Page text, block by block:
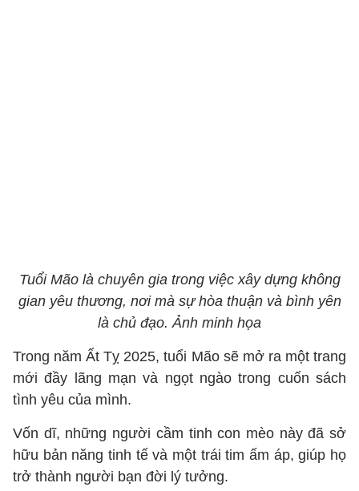
Tuổi Mão là chuyên gia trong việc xây dựng không
gian yêu thương, nơi mà sự hòa thuận và bình yên
là chủ đạo. Ảnh minh họa
Trong năm Ất Tỵ 2025, tuổi Mão sẽ mở ra một trang
mới đầy lãng mạn và ngọt ngào trong cuốn sách
tình yêu của mình.
Vốn dĩ, những người cầm tinh con mèo này đã sở
hữu bản năng tinh tế và một trái tim ấm áp, giúp họ
trở thành người bạn đời lý tưởng.